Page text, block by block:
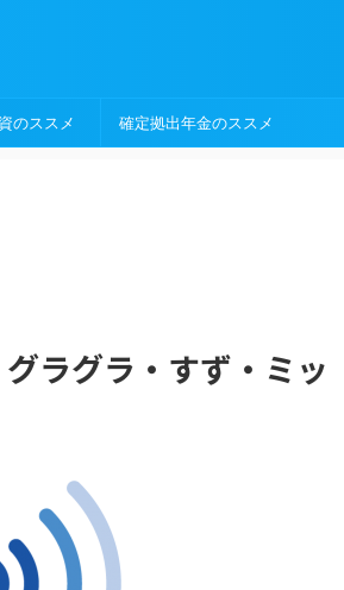
のススメ 確定拠出年金のススメ
ラグラ・すず・ミッ